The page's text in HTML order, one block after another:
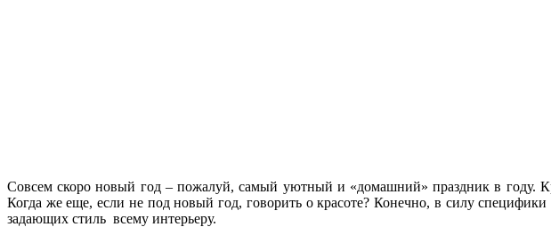
Совсем скоро новый год – пожалуй, самый уютный и «домашний» праздник в году.
Когда же еще, если не под новый год, говорить о красоте? Конечно, в силу
задающих стиль всему интерьеру.